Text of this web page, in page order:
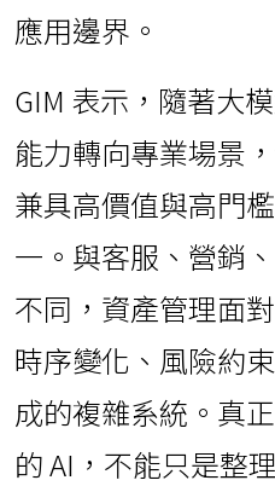
應用邊界。
GIM 表示，隨著大
能力轉向專業場景
兼具高價值與高門
一。與客服、營銷
不同，資產管理面
時序變化、風險約
成的複雜系統。真
的 AI，不能只是整